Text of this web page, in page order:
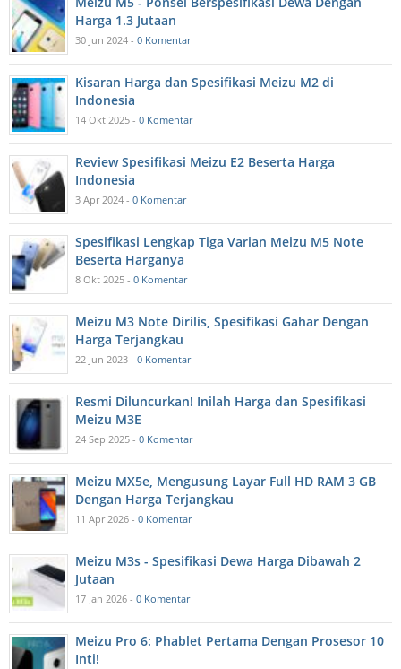
Harga 1.3 Jutaan
30 Jun 2024 - 0 Komentar
Kisaran Harga dan Spesifikasi Meizu M2 di
Indonesia
14 Okt 2025 - 0 Komentar
Review Spesifikasi Meizu E2 Beserta Harga
Indonesia
3 Apr 2024 - 0 Komentar
Spesifikasi Lengkap Tiga Varian Meizu M5 Note
Beserta Harganya
8 Okt 2025 - 0 Komentar
Meizu M3 Note Dirilis, Spesifikasi Gahar Dengan
Harga Terjangkau
22 Jun 2023 - 0 Komentar
Resmi Diluncurkan! Inilah Harga dan Spesifikasi
Meizu M3E
24 Sep 2025 - 0 Komentar
Meizu MX5e, Mengusung Layar Full HD RAM 3 GB
Dengan Harga Terjangkau
11 Apr 2026 - 0 Komentar
Meizu M3s - Spesifikasi Dewa Harga Dibawah 2
Jutaan
17 Jan 2026 - 0 Komentar
Meizu Pro 6: Phablet Pertama Dengan Prosesor 10
Inti!